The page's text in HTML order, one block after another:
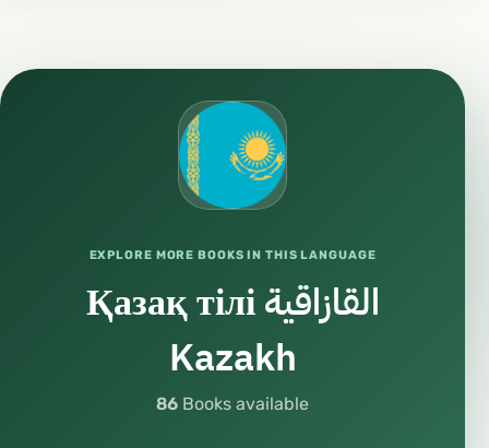
EXPLORE MORE BOOKS IN THIS LANGUAGE
Қазақ тілі القازاقية
Kazakh
86 Books available